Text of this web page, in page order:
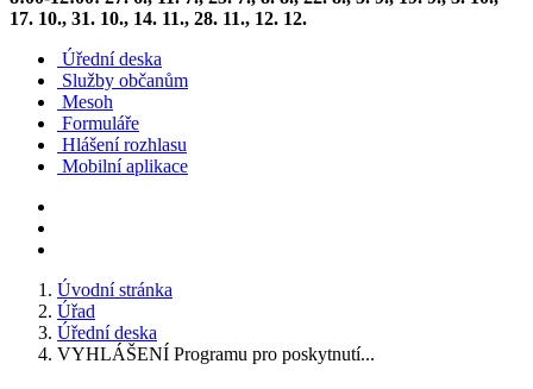
17. 10., 31. 10., 14. 11., 28. 11., 12. 12.
Úřední deska
Služby občanům
Mesoh
Formuláře
Hlášení rozhlasu
Mobilní aplikace
Úvodní stránka
Úřad
Úřední deska
VYHLÁŠENÍ Programu pro poskytnutí...